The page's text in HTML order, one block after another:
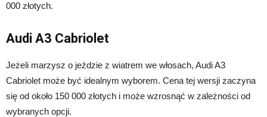
000 złotych.
Audi A3 Cabriolet
Jeżeli marzysz o jeździe z wiatrem we włosach, Audi A3
Cabriolet może być idealnym wyborem. Cena tej wersji zaczyna
się od około 150 000 złotych i może wzrosnąć w zależności od
wybranych opcji.